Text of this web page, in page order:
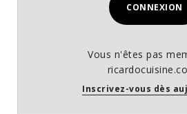
CONNEXION
Vous n'êtes pas
Inscrivez-vous dès